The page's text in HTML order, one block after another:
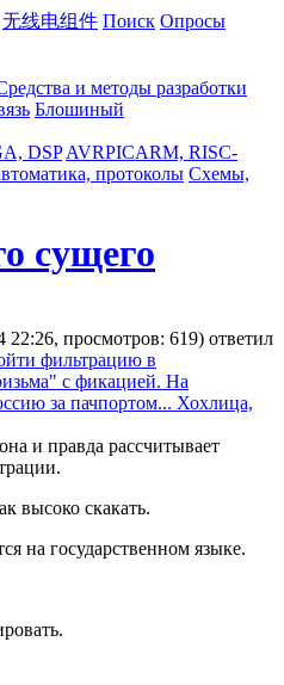
无线电组件 Поиск Опросы
и методы разработки
Блошиный
DSP AVRPICARM, RISC-
протоколы Схемы,
сущего
22:26, просмотров: 619) ответил
фильтрацию в
с фикацией. На
за пачпортом... Хохлица,
и правда рассчитывает
высоко скакать.
на государственном языке.